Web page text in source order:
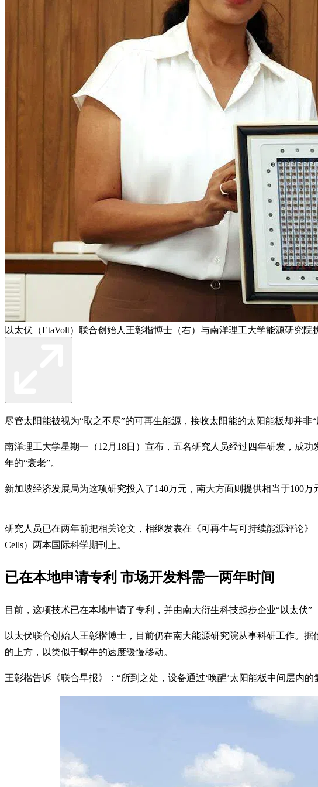
以太伏（EtaVolt）联合创始人王彰楷博士（右）与南洋理工大学能源研究
尽管太阳能被视为“取之不尽”的可再生能源，接收太阳能的太阳能板却并
南洋理工大学星期一（12月18日）宣布，五名研究人员经过四年研发，成
年的“衰老”。
新加坡经济发展局为这项研究投入了140万元，南大方面则提供相当于100万
研究人员已在两年前把相关论文，相继发表在《可再生与可持续能源评论》（
Cells）两本国际科学期刊上。
已在本地申请专利 市场开发料需一两年时间
目前，这项技术已在本地申请了专利，并由南大衍生科技起步企业“以太伏”
以太伏联合创始人王彰楷博士，目前仍在南大能源研究院从事科研工作。
的上方，以类似于蜗牛的速度缓慢移动。
王彰楷告诉《联合早报》：“所到之处，设备通过‘唤醒’太阳能板中间层内